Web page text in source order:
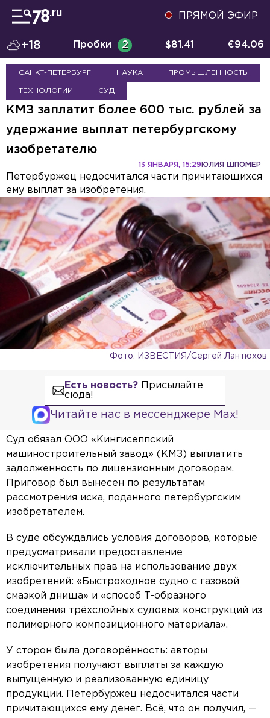
ПРЯМОЙ ЭФИР
+18 Пробки 2 $81.41 €94.06
САНКТ-ПЕТЕРБУРГ НАУКА ПРОМЫШЛЕННОСТЬ
ТЕХНОЛОГИИ СУД
КМЗ заплатит более 600 тыс. рублей за
удержание выплат петербургскому
изобретателю
ЮЛИЯ ШПОМЕР
13 ЯНВАРЯ, 15:29
Петербуржец недосчитался части причитающихся
ему выплат за изобретения.
Фото: ИЗВЕСТИЯ/Сергей Лантюхов
Есть новость?Присылайте
сюда!
Читайте нас в мессенджере Max!
Суд обязал ООО «Кингисеппский
машиностроительный завод» (КМЗ) выплатить
задолженность по лицензионным договорам.
Приговор был вынесен по результатам
рассмотрения иска, поданного петербургским
изобретателем.
В суде обсуждались условия договоров, которые
предусматривали предоставление
исключительных прав на использование двух
изобретений: «Быстроходное судно с газовой
смазкой днища» и «способ Т-образного
соединения трёхслойных судовых конструкций из
полимерного композиционного материала».
У сторон была договорённость: авторы
изобретения получают выплаты за каждую
выпущенную и реализованную единицу
продукции. Петербуржец недосчитался части
причитающихся ему денег. Всё, что он получил, —